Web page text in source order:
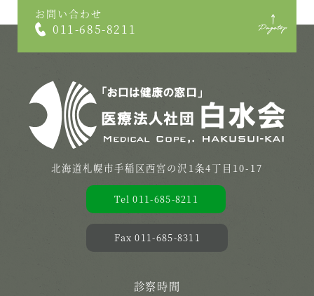
お問い合わせ
011-685-8211
北海道札幌市手稲区西宮の沢1条4丁目10-17
Tel 011-685-8211
Fax 011-685-8311
診察時間